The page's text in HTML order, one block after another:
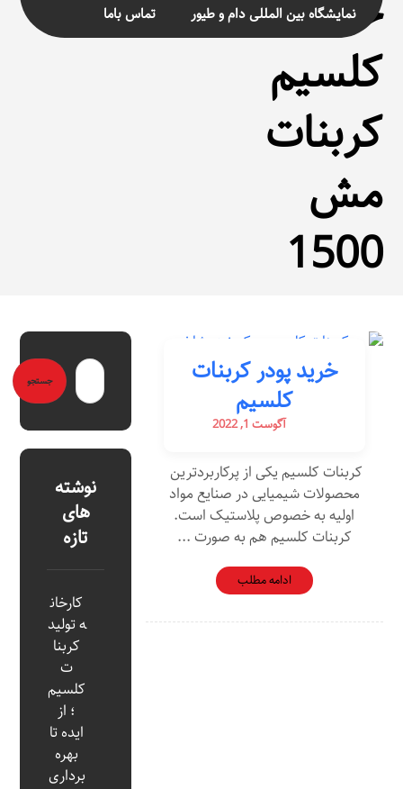
نمایشگاه بین المللی دام و طیور
تماس باما
کلسیم
کربنات
مش
1500
خرید پودر کربنات
کلسیم
آگوست 1, 2022
کربنات کلسیم یکی از پرکاربردترین
محصولات شیمیایی در صنایع مواد
اولیه به خصوص پلاستیک است.
کربنات کلسیم هم به صورت ...
ادامه مطلب
نوشته
های
تازه
کارخان
ه تولید
کربنا
ت
کلسیم
؛ از
ایده تا
بهره‌
برداری